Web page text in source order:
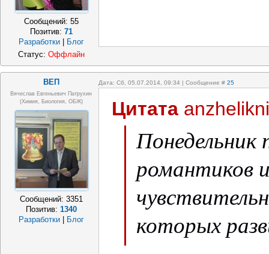
Сообщений: 55
Позитив: 71
Разработки
Блог
Статус: Оффлайн
ВЕП Дата: Сб, 05.07.2014, 09:34 | Сообщение # 25
Вячеслав Евгеньевич Патрухин
(Химия, Биология, ОБЖ)
Сообщений: 3351
Позитив: 1340
Разработки
Блог
Цитата
романтиков
которых